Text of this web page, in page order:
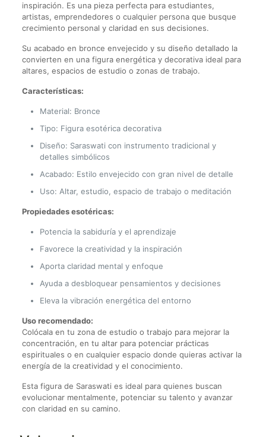
inspiración. Es una pieza perfecta para estudiantes,
artistas, emprendedores o cualquier persona que busque
crecimiento personal y claridad en sus decisiones.
Su acabado en bronce envejecido y su diseño detallado la
convierten en una figura energética y decorativa ideal para
altares, espacios de estudio o zonas de trabajo.
Características:
Material: Bronce
Tipo: Figura esotérica decorativa
Diseño: Saraswati con instrumento tradicional y
detalles simbólicos
Acabado: Estilo envejecido con gran nivel de detalle
Uso: Altar, estudio, espacio de trabajo o meditación
Propiedades esotéricas:
Potencia la sabiduría y el aprendizaje
Favorece la creatividad y la inspiración
Aporta claridad mental y enfoque
Ayuda a desbloquear pensamientos y decisiones
Eleva la vibración energética del entorno
Uso recomendado:
Colócala en tu zona de estudio o trabajo para mejorar la
concentración, en tu altar para potenciar prácticas
espirituales o en cualquier espacio donde quieras activar la
energía de la creatividad y el conocimiento.
Esta figura de Saraswati es ideal para quienes buscan
evolucionar mentalmente, potenciar su talento y avanzar
con claridad en su camino.